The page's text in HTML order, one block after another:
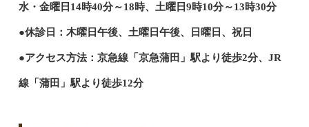
水・金曜日14時40分～18時、土曜日9時10分～13時30分
●休診日：木曜日午後、土曜日午後、日曜日、祝日
●アクセス方法：京急線「京急蒲田」駅より徒歩2分、JR
線「蒲田」駅より徒歩12分